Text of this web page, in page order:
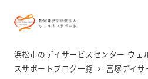
浜松市のデイサービスセンター ウェ
スサポートブログ一覧
富塚デイ